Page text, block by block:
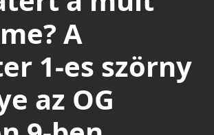
A
1-es szörny
az OG